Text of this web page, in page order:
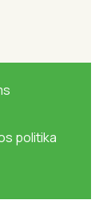
politika